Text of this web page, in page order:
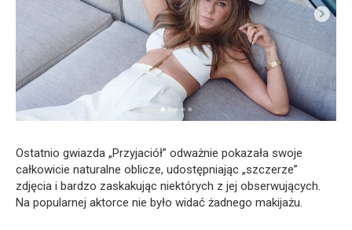
Ostatnio gwiazda „Przyjaciół” odważnie pokazała swoje
całkowicie naturalne oblicze, udostępniając „szczerze”
zdjęcia i bardzo zaskakując niektórych z jej obserwujących.
Na popularnej aktorce nie było widać żadnego makijażu.